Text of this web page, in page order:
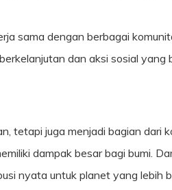
sama dengan berbagai
dan aksi sosial yang
tetapi juga menjadi bagian dari
dampak besar bagi bumi.
nyata untuk planet yang lebih